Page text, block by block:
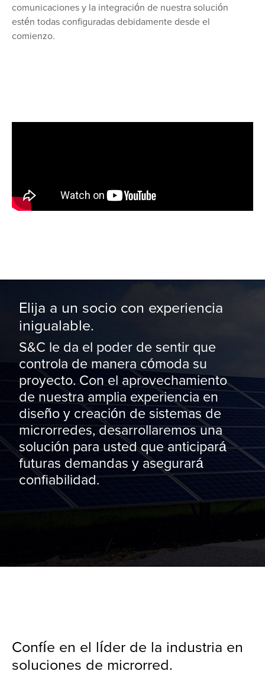
comunicaciones y la integración de nuestra solución
estén todas configuradas debidamente desde el
comienzo.
Elija a un socio con experiencia
inigualable.
S&C le da el poder de sentir que
controla de manera cómoda su
proyecto. Con el aprovechamiento
de nuestra amplia experiencia en
diseño y creación de sistemas de
microrredes, desarrollaremos una
solución para usted que anticipará
futuras demandas y asegurará
confiabilidad.
Confíe en el líder de la industria en
soluciones de microrred.